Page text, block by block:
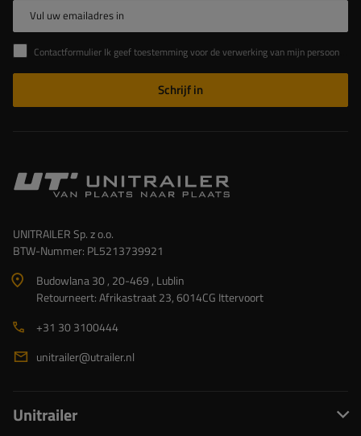
Vul uw emailadres in
Contactformulier Ik geef toestemming voor de verwerking van mijn persoonlijke gegevens in het contactformulier in overeenstemming met de Verordening van het Europees Parlement en de Raad (EU)
Schrijf in
UNITRAILER Sp. z o.o.
BTW-Nummer: PL5213739921
Budowlana 30 , 20-469 , Lublin
Retourneert: Afrikastraat 23, 6014CG Ittervoort
+31 30 3100444
unitrailer@utrailer.nl
Unitrailer